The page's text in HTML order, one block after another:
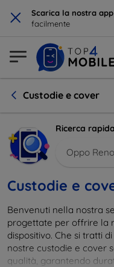
× Scarica la nostra app
facilmente
Custodie e cover
Ricerca rapida
Oppo
Custodie e
Benvenuti nella nostra
progettate per offrire la
dispositivo. Che si tratti
nostre custodie e cover
qualità, garantendo